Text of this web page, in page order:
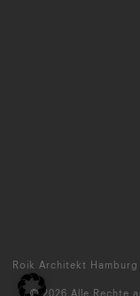
Roik Architekt
©2026 Alle Rechte